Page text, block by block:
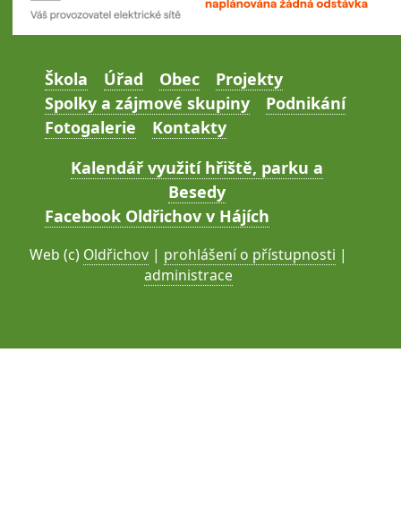
Škola Úřad Obec
Projekty
Spolky a zájmové skupiny
Podnikání
Fotogalerie
Kontakty
Kalendář využití hřiště, parku a
Besedy
Facebook Oldřichov v Hájích
Web (c) Oldřichov | prohlášení o přístupnosti |
administrace